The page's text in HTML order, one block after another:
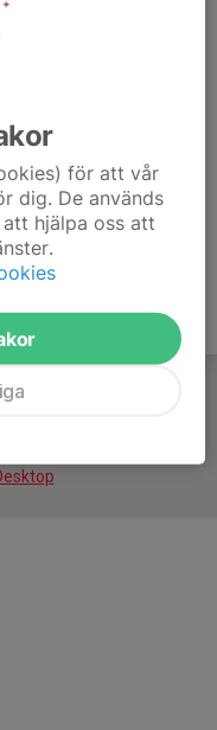
för att vår
dig. De används
hjälpa oss att